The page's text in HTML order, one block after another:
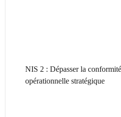
NIS 2 : Dépasser la
opérationnelle stratégique